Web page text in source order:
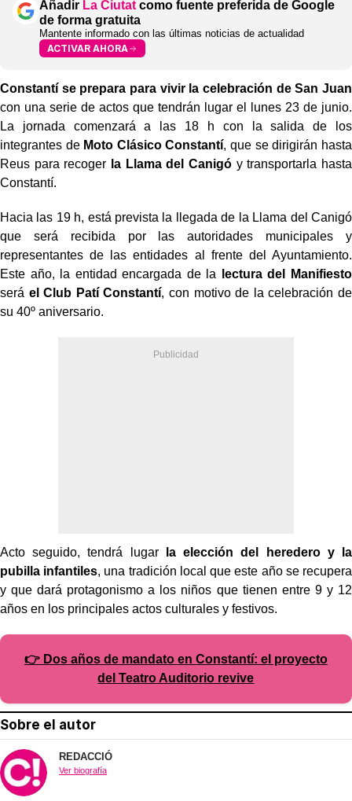
Añadir La Ciutatcomo fuente preferida de Google
de forma gratuita
Mantente informado con las últimas noticias de actualidad
ACTIVAR AHORA
Constantí se prepara para vivir la celebración de San Juan
con una serie de actos que tendrán lugar el lunes 23 de junio.
La jornada comenzará a las 18 h con la salida de los
integrantes de Moto Clásico Constantí, que se dirigirán hasta
Reus para recoger la Llama del Canigóy transportarla hasta
Constantí.
Hacia las 19 h, está prevista la llegada de la Llama del Canigó
que será recibida por las autoridades municipales y
representantes de las entidades al frente del Ayuntamiento.
Este año, la entidad encargada de la
lectura del Manifiesto
será el Club Patí Constantí, con motivo de la celebración de
su 40º aniversario.
Acto seguido, tendrá lugar
la elección del heredero y la
pubilla infantiles, una tradición local que este año se recupera
y que dará protagonismo a los niños que tienen entre 9 y 12
años en los principales actos culturales y festivos.
👉 Dos años de mandato en Constantí: el proyecto
del Teatro Auditorio revive
Sobre el autor
REDACCIÓ
Ver biografía